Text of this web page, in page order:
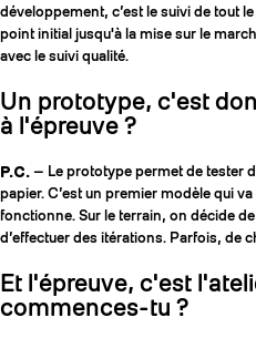
développement, c’est le suivi de tout
point initial jusqu'à la mise sur le
avec le suivi qualité.
Un prototype, c'est
à l'épreuve ?
P.C. — Le prototype permet de tester
papier. C’est un premier modèle qui
fonctionne. Sur le terrain, on décide
d’effectuer des itérations. Parfois, de
Et l'épreuve, c'est
commences-tu ?